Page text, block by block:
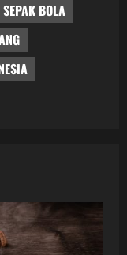
SEPAK BOLA